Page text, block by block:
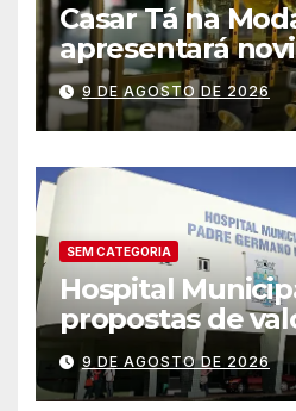
Casar Tá na
apresentará
entretenimento
casamentos e
debutantes
9 DE AGOSTO DE 2026
SEM CATEGORIA
Hospital
propostas de
trabalhadores e
permanente de
9 DE AGOSTO DE 2026